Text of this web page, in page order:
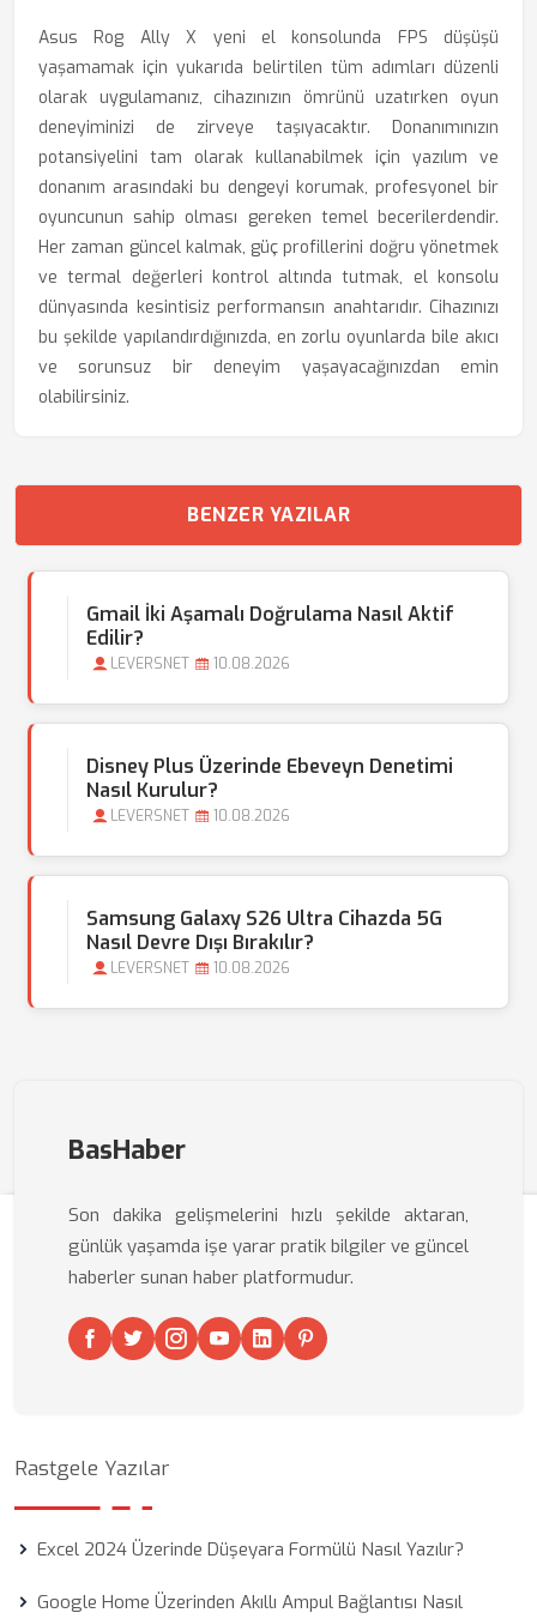
Asus Rog Ally X yeni el konsolunda FPS düşüşü
yaşamamak için yukarıda belirtilen tüm adımları düzenli
olarak uygulamanız, cihazınızın ömrünü uzatırken oyun
deneyiminizi de zirveye taşıyacaktır. Donanımınızın
potansiyelini tam olarak kullanabilmek için yazılım ve
donanım arasındaki bu dengeyi korumak, profesyonel bir
oyuncunun sahip olması gereken temel becerilerdendir.
Her zaman güncel kalmak, güç profillerini doğru yönetmek
ve termal değerleri kontrol altında tutmak, el konsolu
dünyasında kesintisiz performansın anahtarıdır. Cihazınızı
bu şekilde yapılandırdığınızda, en zorlu oyunlarda bile akıcı
ve sorunsuz bir deneyim yaşayacağınızdan emin
olabilirsiniz.
BENZER YAZILAR
Gmail İki Aşamalı Doğrulama Nasıl Aktif
Edilir?
LEVERSNET 10.08.2026
Disney Plus Üzerinde Ebeveyn Denetimi
Nasıl Kurulur?
LEVERSNET 10.08.2026
Samsung Galaxy S26 Ultra Cihazda 5G
Nasıl Devre Dışı Bırakılır?
LEVERSNET 10.08.2026
BasHaber
Son dakika gelişmelerini hızlı şekilde aktaran,
günlük yaşamda işe yarar pratik bilgiler ve güncel
haberler sunan haber platformudur.
Rastgele Yazılar
Excel 2024 Üzerinde Düşeyara Formülü Nasıl Yazılır?
Google Home Üzerinden Akıllı Ampul Bağlantısı Nasıl